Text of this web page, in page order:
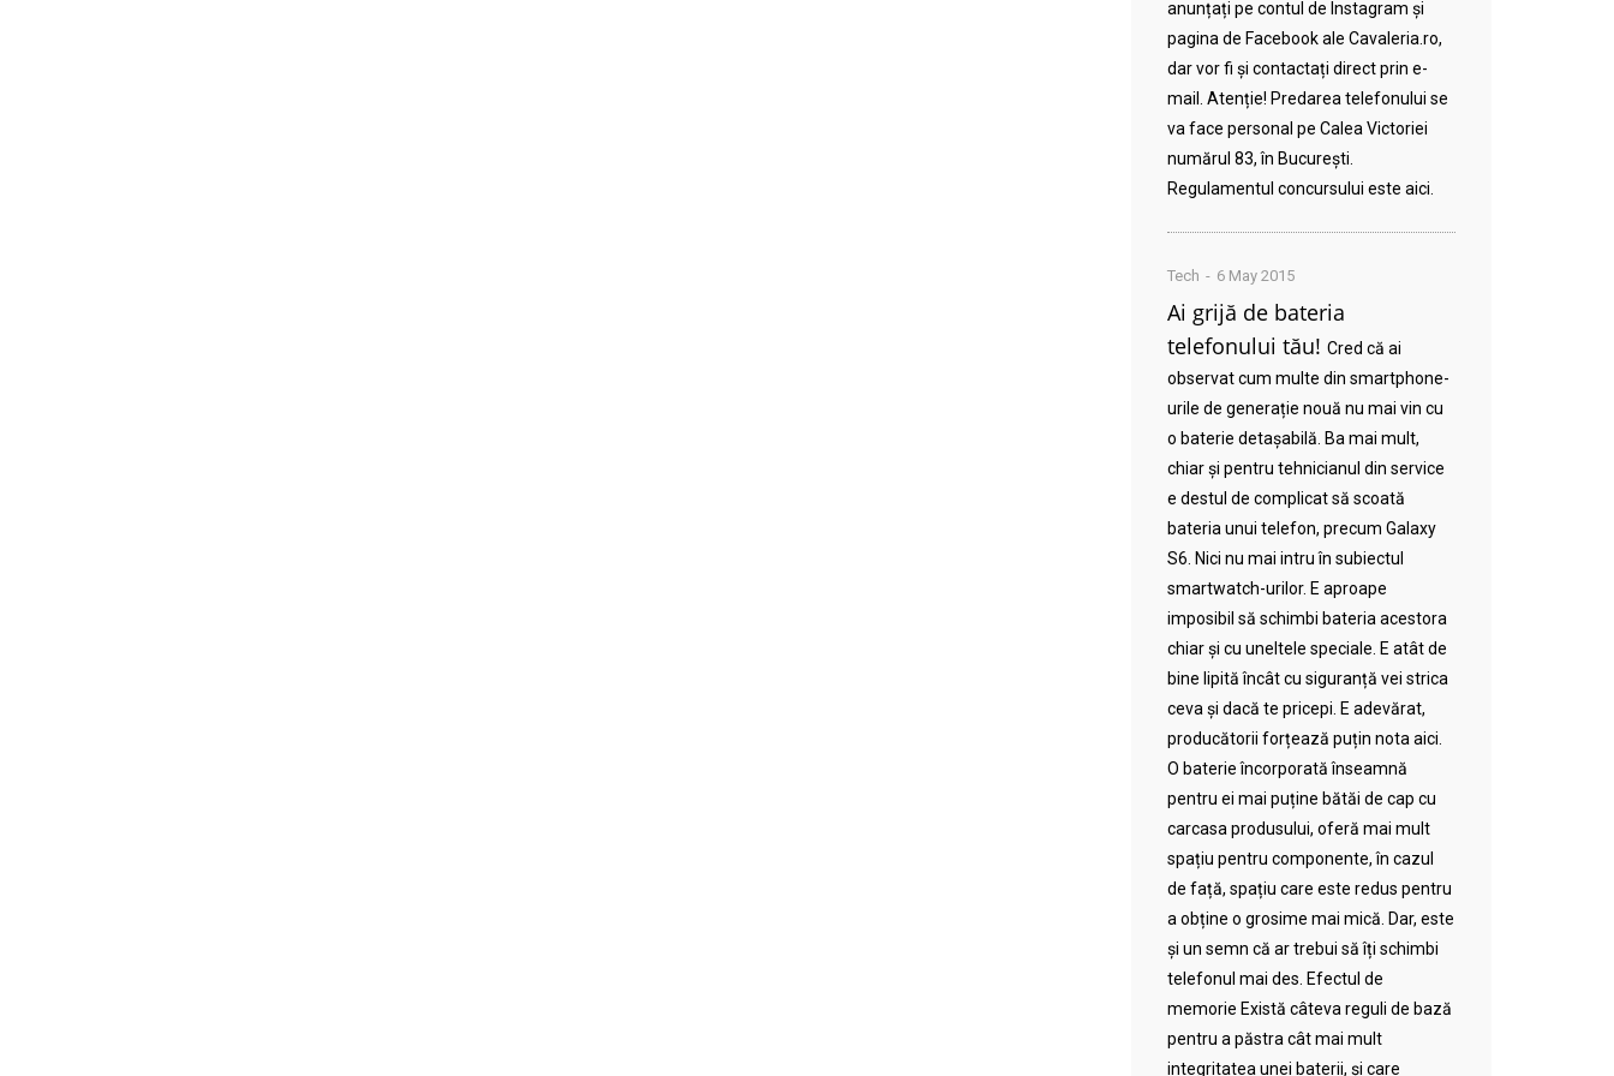
anunțați pe contul de Instagram și
pagina de Facebook ale Cavaleria.ro,
dar vor fi și contactați direct prin e-
mail. Atenție! Predarea telefonului se
va face personal pe Calea Victoriei
numărul 83, în București.
Regulamentul concursului este aici.
Tech 6 May 2015
Ai grijă de bateria
telefonului tău! Cred că ai
observat cum multe din smartphone-
urile de generație nouă nu mai vin cu
o baterie detașabilă. Ba mai mult,
chiar și pentru tehnicianul din service
e destul de complicat să scoată
bateria unui telefon, precum Galaxy
S6. Nici nu mai intru în subiectul
smartwatch-urilor. E aproape
imposibil să schimbi bateria acestora
chiar și cu uneltele speciale. E atât de
bine lipită încât cu siguranță vei strica
ceva și dacă te pricepi. E adevărat,
producătorii forțează puțin nota aici.
O baterie încorporată înseamnă
pentru ei mai puține bătăi de cap cu
carcasa produsului, oferă mai mult
spațiu pentru componente, în cazul
de față, spațiu care este redus pentru
a obține o grosime mai mică. Dar, este
și un semn că ar trebui să îți schimbi
telefonul mai des. Efectul de
memorie Există câteva reguli de bază
pentru a păstra cât mai mult
integritatea unei baterii, și care